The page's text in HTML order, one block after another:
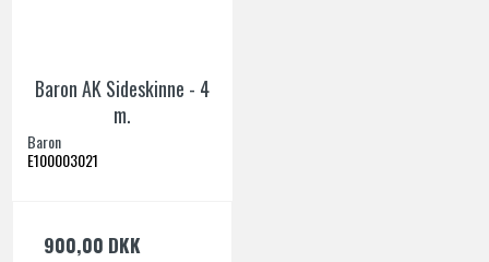
Baron AK Sideskinne - 4
m.
Baron
E100003021
900,00 DKK